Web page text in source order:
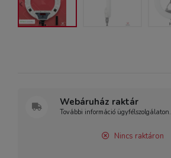
Webáruház raktár
További információ ügyfélszolgálaton.
Nincs raktáron